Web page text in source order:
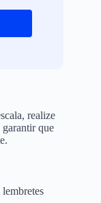
realize
garantir que